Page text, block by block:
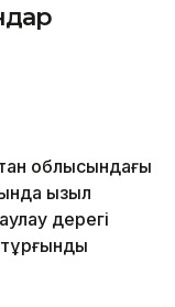
облысындағы
Қызыл
дерегі
тұрғынды